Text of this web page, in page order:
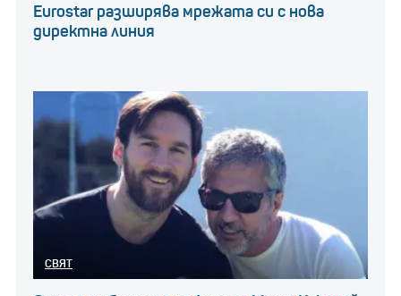
Eurostar разширява мрежата си с нова
директна линия
СВЯТ